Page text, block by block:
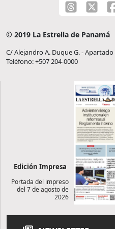
© 2019 La Estrella de Panamá
C/ Alejandro A. Duque G. - Apartado
Teléfono: +507 204-0000
Edición Impresa
Portada del impreso
del 7 de agosto de
2026